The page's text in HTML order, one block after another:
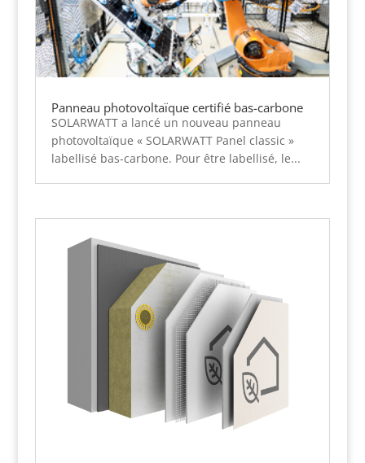
Panneau photovoltaïque certifié bas-carbone
SOLARWATT a lancé un nouveau panneau
photovoltaïque « SOLARWATT Panel classic »
labellisé bas-carbone. Pour être labellisé, le...